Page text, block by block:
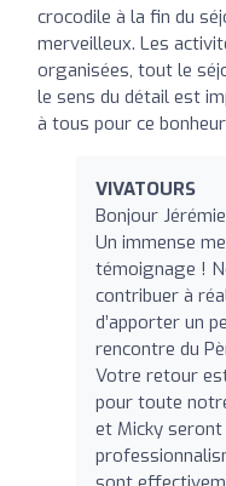
crocodile à la fin du
merveilleux. Les
organisées, tout le
le sens du détail est
à tous pour ce
VIVATOURS
Bonjour
Un immense
témoignage !
contribuer à
d’apporter un
rencontre du
Votre retour
pour toute
et Micky